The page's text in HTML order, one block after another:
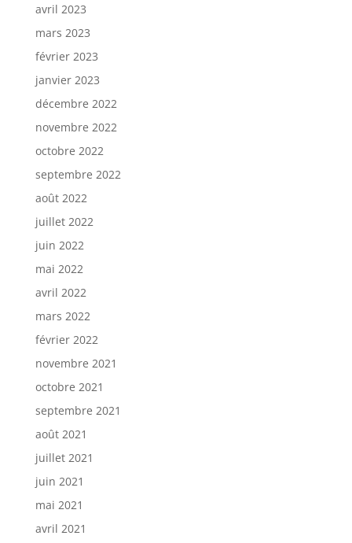
avril 2023
mars 2023
février 2023
janvier 2023
décembre 2022
novembre 2022
octobre 2022
septembre 2022
août 2022
juillet 2022
juin 2022
mai 2022
avril 2022
mars 2022
février 2022
novembre 2021
octobre 2021
septembre 2021
août 2021
juillet 2021
juin 2021
mai 2021
avril 2021